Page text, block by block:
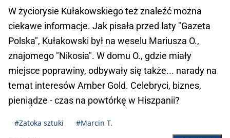
W życiorysie Kułakowskiego też znaleźć można
ciekawe informacje. Jak pisała przed laty "Gazeta
Polska", Kułakowski był na weselu Mariusza O.,
znajomego "Nikosia". W domu O., gdzie miały
miejsce poprawiny, odbywały się także... narady na
temat interesów Amber Gold. Celebryci, biznes,
pieniądze - czas na powtórkę w Hiszpanii?
#Zatoka sztuki #Marcin T.